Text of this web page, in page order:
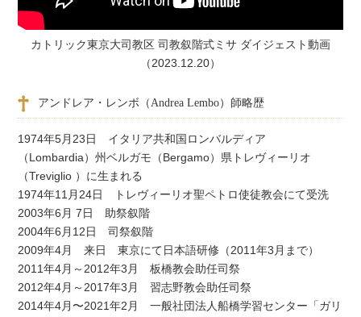
カトリック東京大司教区 司教叙階式ミサ ダイジェスト動画
（2023.12.20）
アンドレア・レンボ（Andrea Lembo）師略歴
1974年5月23日 イタリア共和国ロンバルディア
（Lombardia）州ベルガモ（Bergamo）県トレヴィーリオ
（Treviglio ）に生まれる
1974年11月24日 トレヴィーリオ聖ペトロ使徒教会にて受洗
2003年6月 7日 助祭叙階
2004年6月12日 司祭叙階
2009年4月 来日 東京にて日本語研修（2011年3月まで）
2011年4月～2012年3月 板橋教会助任司祭
2012年4月～2017年3月 習志野教会助任司祭
2014年4月〜2021年2月 一般社団法人船橋学習センター「ガリ